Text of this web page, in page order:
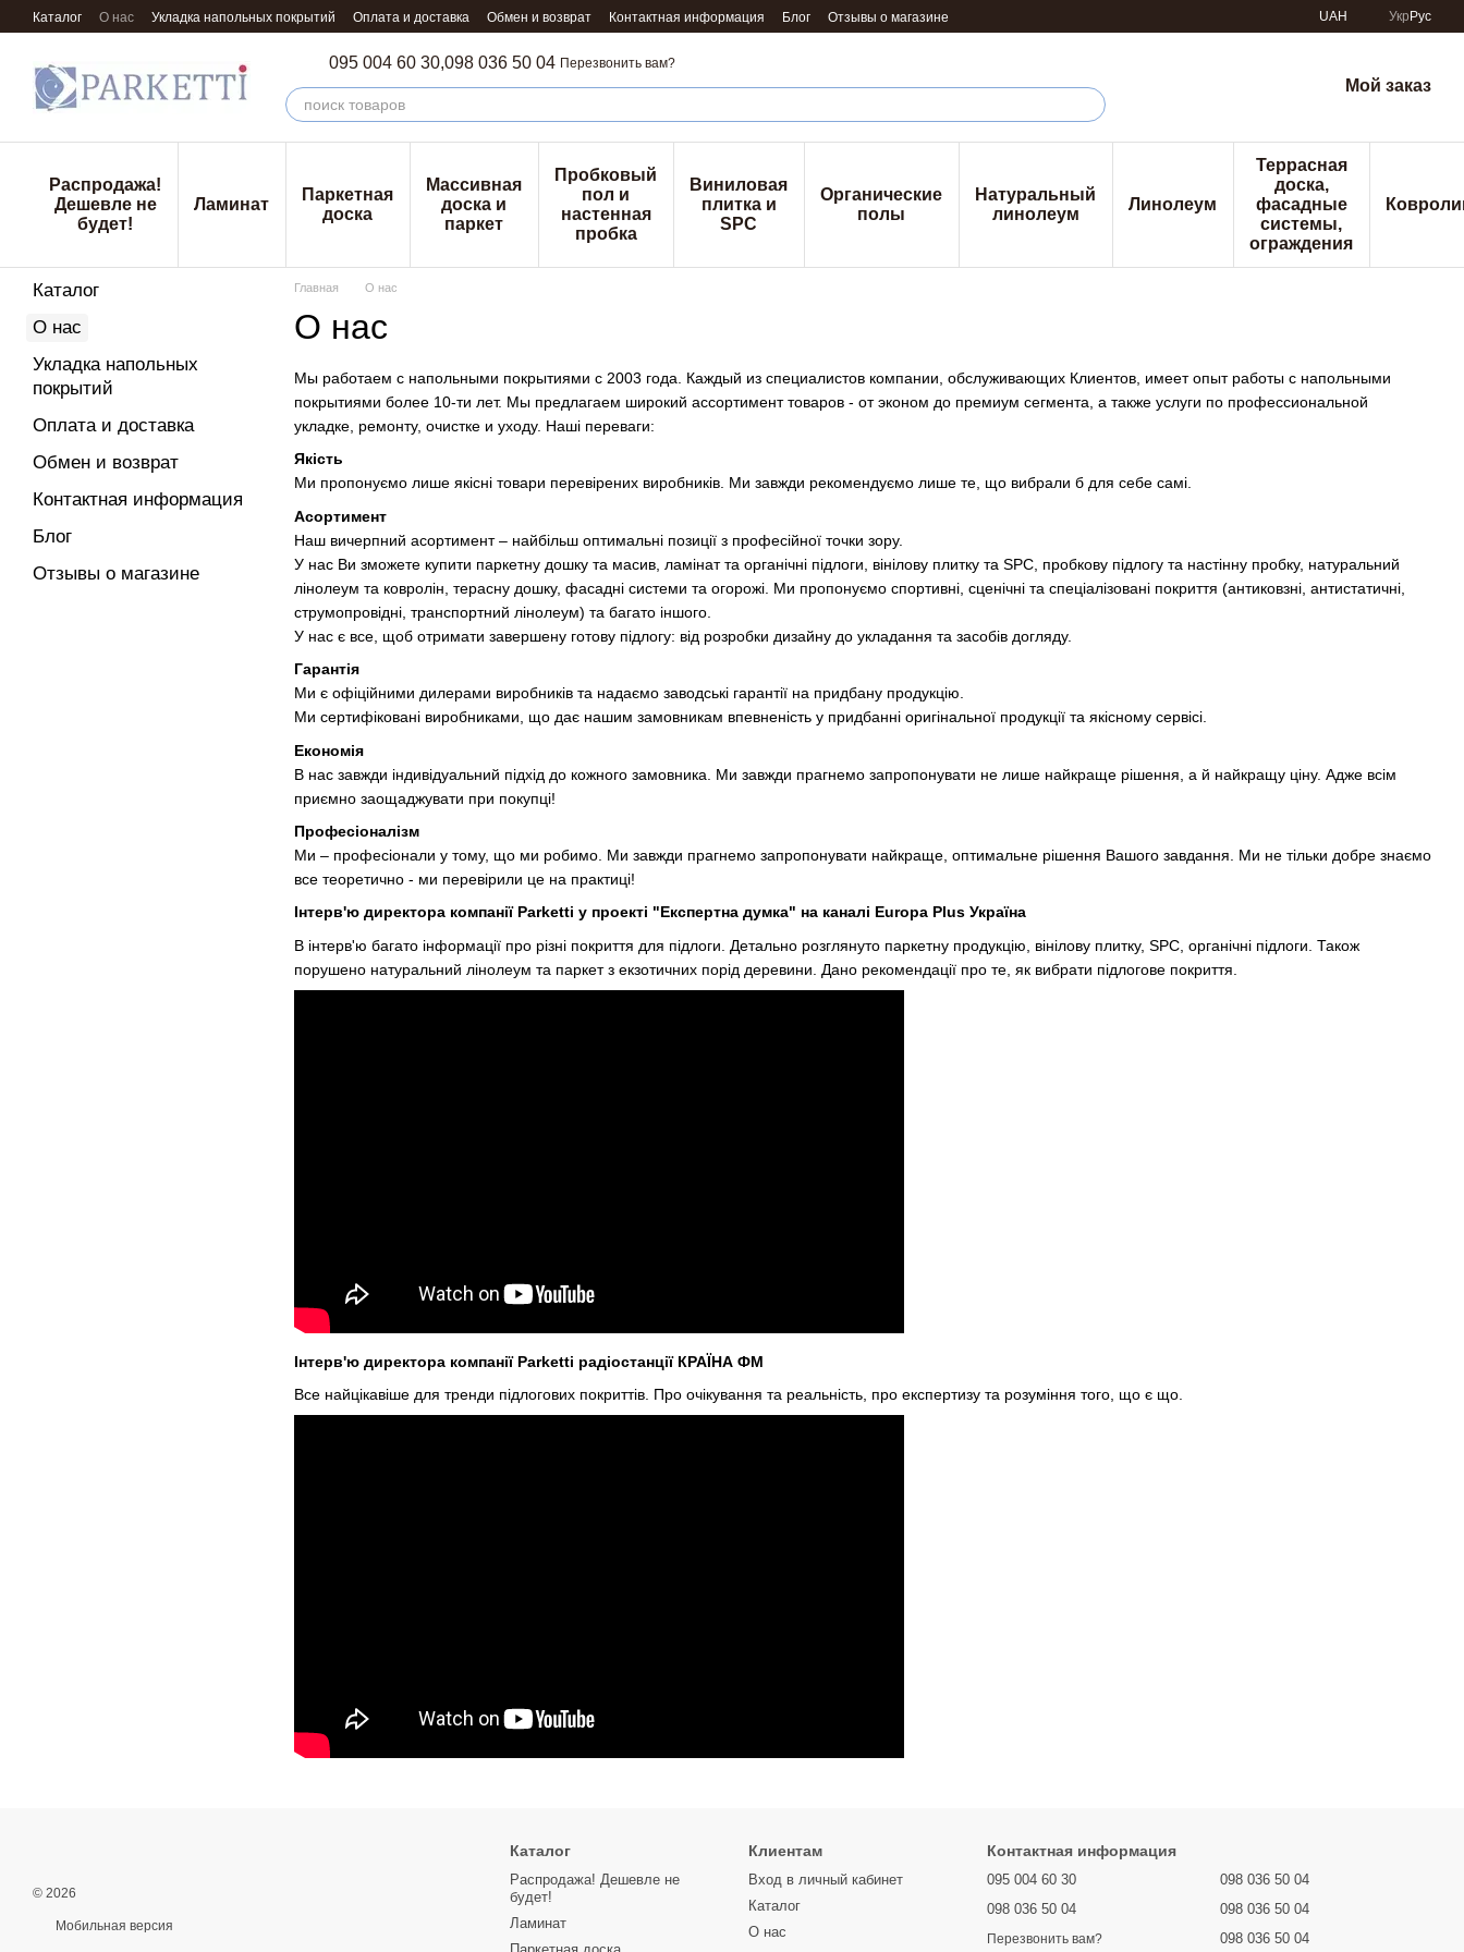
Перейти к основному контенту
Каталог О нас Укладка напольных покрытий Оплата и доставка Обмен и возврат Контактная информация Блог Отзывы о магазине UAH Укр Рус
095 004 60 30,098 036 50 04 Перезвонить вам?
Мой заказ
Распродажа!
Дешевле не
будет!
Ламинат
Паркетная
доска
Массивная
доска и
паркет
Пробковый
пол и
настенная
пробка
Виниловая
плитка и
SPC
Органические
полы
Натуральный
линолеум
Линолеум
Террасная
доска,
фасадные
системы,
ограждения
Главная О нас
О нас
Мы работаем с напольными покрытиями с 2003 года. Каждый из специалистов компании, обслуживающих Клиентов, имеет опыт работы с напольными
покрытиями более 10-ти лет. Мы предлагаем широкий ассортимент товаров - от эконом до премиум сегмента, а также услуги по профессиональной
укладке, ремонту, очистке и уходу. Наші переваги:
Якість
Ми пропонуємо лише якісні товари перевірених виробників. Ми завжди рекомендуємо лише те, що вибрали б для себе самі.
Асортимент
Наш вичерпний асортимент – найбільш оптимальні позиції з професійної точки зору.
У нас Ви зможете купити паркетну дошку та масив, ламінат та органічні підлоги, вінілову плитку та SPC, пробкову підлогу та настінну пробку, натуральний
лінолеум та ковролін, терасну дошку, фасадні системи та огорожі. Ми пропонуємо спортивні, сценічні та спеціалізовані покриття (антиковзні, антистатичні,
струмопровідні, транспортний лінолеум) та багато іншого.
У нас є все, щоб отримати завершену готову підлогу: від розробки дизайну до укладання та засобів догляду.
Гарантія
Ми є офіційними дилерами виробників та надаємо заводські гарантії на придбану продукцію.
Ми сертифіковані виробниками, що дає нашим замовникам впевненість у придбанні оригінальної продукції та якісному сервісі.
Економія
В нас завжди індивідуальний підхід до кожного замовника. Ми завжди прагнемо запропонувати не лише найкраще рішення, а й найкращу ціну. Адже всім
приємно заощаджувати при покупці!
Професіоналізм
Ми – професіонали у тому, що ми робимо. Ми завжди прагнемо запропонувати найкраще, оптимальне рішення Вашого завдання. Ми не тільки добре знаємо
все теоретично - ми перевірили це на практиці!
Інтерв'ю директора компанії Parketti у проекті "Експертна думка" на каналі Europa Plus Україна
В інтерв'ю багато інформації про різні покриття для підлоги. Детально розглянуто паркетну продукцію, вінілову плитку, SPC, органічні підлоги. Також
порушено натуральний лінолеум та паркет з екзотичних порід деревини. Дано рекомендації про те, як вибрати підлогове покриття.
Інтерв'ю директора компанії Parketti радіостанції КРАЇНА ФМ
Все найцікавіше для тренди підлогових покриттів. Про очікування та реальність, про експертизу та розуміння того, що є що.
Каталог
О нас
Укладка напольных
покрытий
Оплата и доставка
Обмен и возврат
Контактная информация
Блог
Отзывы о магазине
© 2026
Мобильная версия
Каталог
Распродажа! Дешевле не
будет!
Ламинат
Клиентам
Вход в личный кабинет
Каталог
О нас
Контактная информация
095 004 60 30
098 036 50 04
Перезвонить вам?
098 036 50 04
098 036 50 04
098 036 50 04